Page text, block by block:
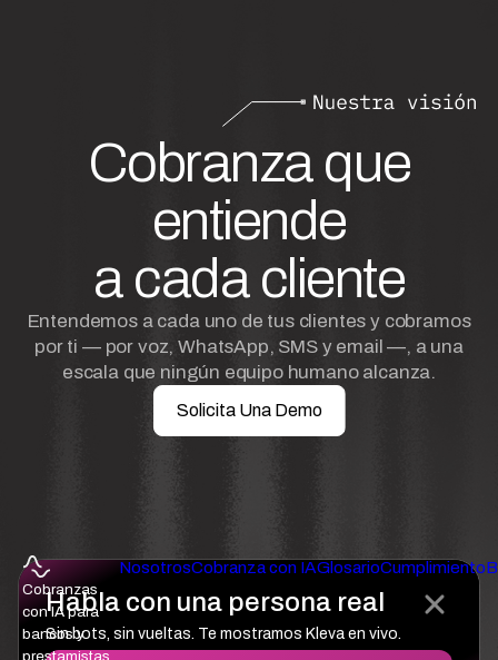
Habla con una persona real
Sin bots, sin vueltas. Te mostramos Kleva en vivo.
Cobranza que
entiende
a cada cliente
Entendemos a cada uno de tus clientes y cobramos
por ti — por voz, WhatsApp, SMS y email —, a una
escala que ningún equipo humano alcanza.
Solicita Una Demo
Cobranzas
con IA para
bancos y
prestamistas
NosotrosCobranza con IAGlosarioCumplimiento